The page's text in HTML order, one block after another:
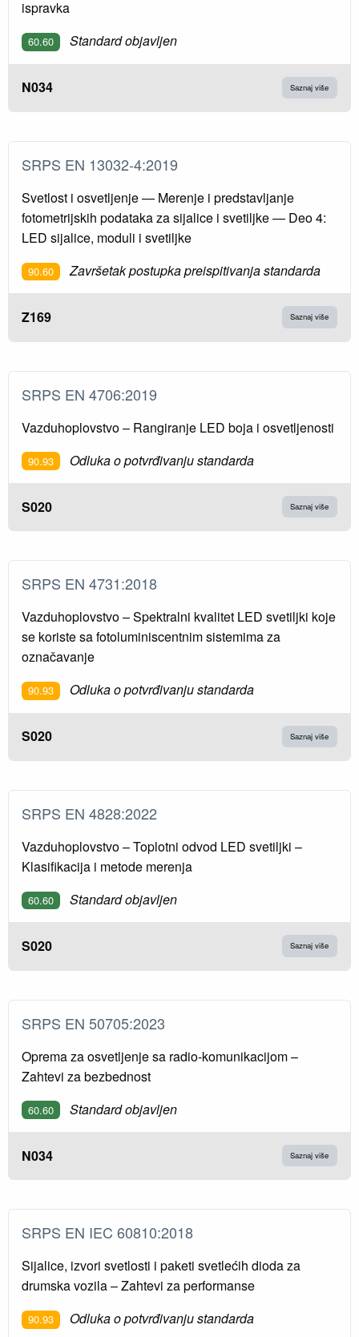
ispravka
60.60 Standard objavljen
N034 Saznaj više
SRPS EN 13032-4:2019
Svetlost i osvetljenje — Merenje i predstavljanje
fotometrijskih podataka za sijalice i svetiljke — Deo 4:
LED sijalice, moduli i svetiljke
90.60 Završetak postupka preispitivanja standarda
Z169 Saznaj više
SRPS EN 4706:2019
Vazduhoplovstvo – Rangiranje LED boja i osvetljenosti
90.93 Odluka o potvrđivanju standarda
S020 Saznaj više
SRPS EN 4731:2018
Vazduhoplovstvo – Spektralni kvalitet LED svetiljki koje
se koriste sa fotoluminiscentnim sistemima za
označavanje
90.93 Odluka o potvrđivanju standarda
S020 Saznaj više
SRPS EN 4828:2022
Vazduhoplovstvo – Toplotni odvod LED svetiljki –
Klasifikacija i metode merenja
60.60 Standard objavljen
S020 Saznaj više
SRPS EN 50705:2023
Oprema za osvetljenje sa radio-komunikacijom –
Zahtevi za bezbednost
60.60 Standard objavljen
N034 Saznaj više
SRPS EN IEC 60810:2018
Sijalice, izvori svetlosti i paketi svetlećih dioda za
drumska vozila – Zahtevi za performanse
90.93 Odluka o potvrđivanju standarda